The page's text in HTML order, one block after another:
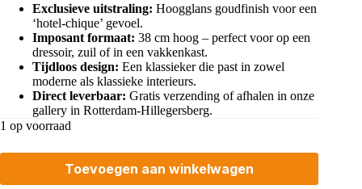
Exclusieve uitstraling: Hoogglans goudfinish voor een
‘hotel-chique’ gevoel.
Imposant formaat: 38 cm hoog – perfect voor op een
dressoir, zuil of in een vakkenkast.
Tijdloos design: Een klassieker die past in zowel
moderne als klassieke interieurs.
Direct leverbaar: Gratis verzending of afhalen in onze
gallery in Rotterdam-Hillegersberg.
1 op voorraad
Toevoegen aan winkelwagen